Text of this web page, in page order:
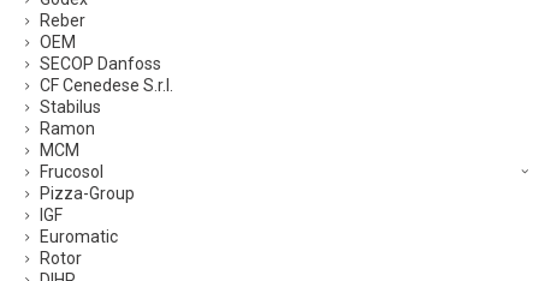
Reber
OEM
SECOP Danfoss
CF Cenedese S.r.l.
Stabilus
Ramon
MCM
Frucosol
Pizza-Group
IGF
Euromatic
Rotor